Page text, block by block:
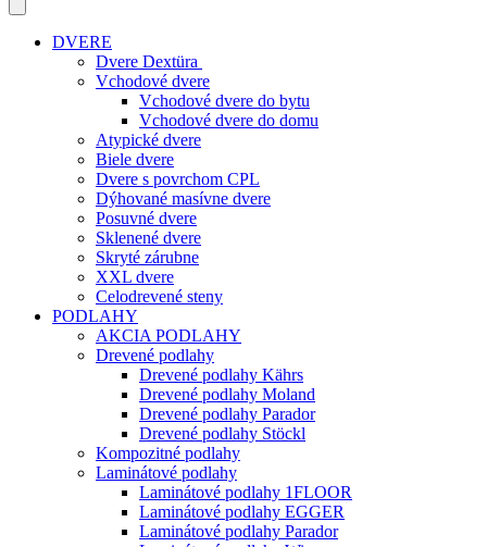
DVERE
Dvere Dextüra
Vchodové dvere
Vchodové dvere do bytu
Vchodové dvere do domu
Atypické dvere
Biele dvere
Dvere s povrchom CPL
Dýhované masívne dvere
Posuvné dvere
Sklenené dvere
Skryté zárubne
XXL dvere
Celodrevené steny
PODLAHY
AKCIA PODLAHY
Drevené podlahy
Drevené podlahy Kährs
Drevené podlahy Moland
Drevené podlahy Parador
Drevené podlahy Stöckl
Kompozitné podlahy
Laminátové podlahy
Laminátové podlahy 1FLOOR
Laminátové podlahy EGGER
Laminátové podlahy Parador